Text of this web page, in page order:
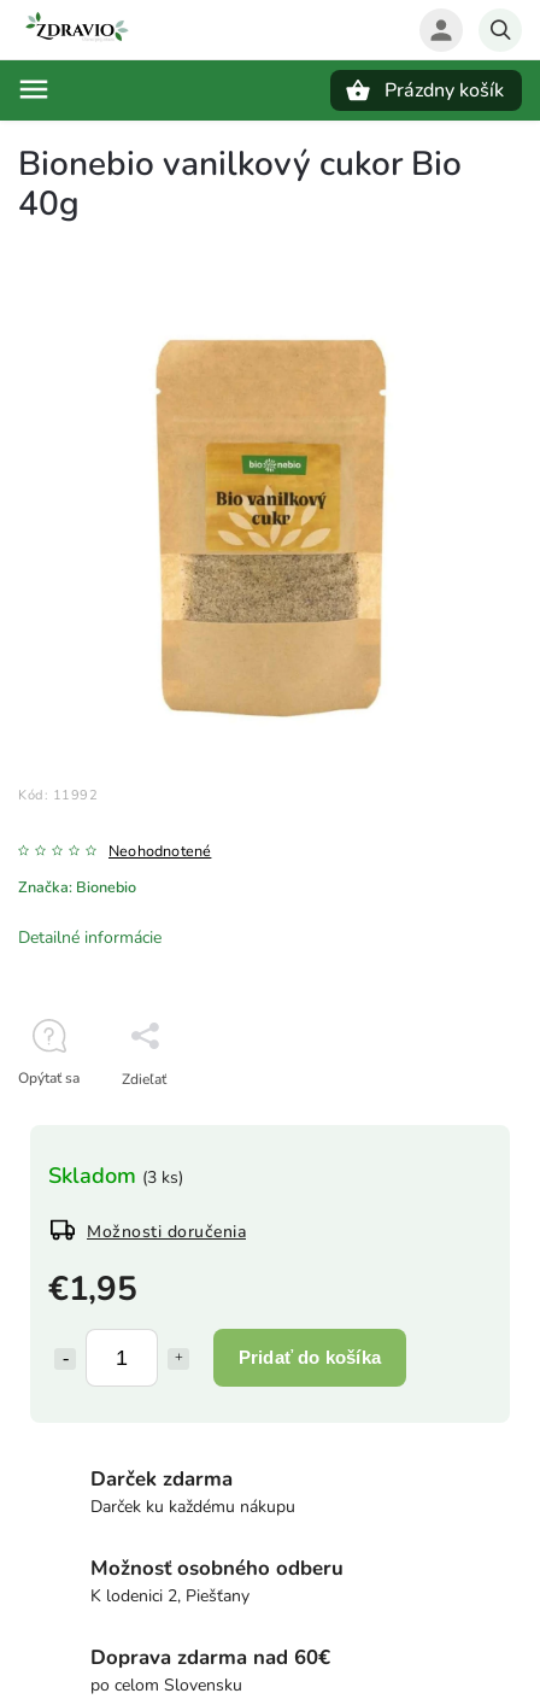
Prázdny košík
Bionebio vanilkový cukor Bio
40g
Kód: 11992
Neohodnotené
Značka: Bionebio
€1,95
Pridať do košíka
Skladom (3 ks)
Možnosti doručenia
Detailné informácie
Opýtať sa Zdieľať
Darček zdarma
Darček ku každému nákupu
Možnosť osobného odberu
K lodenici 2, Piešťany
Doprava zdarma nad 60€
po celom Slovensku